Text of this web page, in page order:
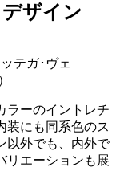
ザイン
テガ･ヴェ
ラーのイントレチ
装にも同系色のス
以外でも、内外で
リエーションも展